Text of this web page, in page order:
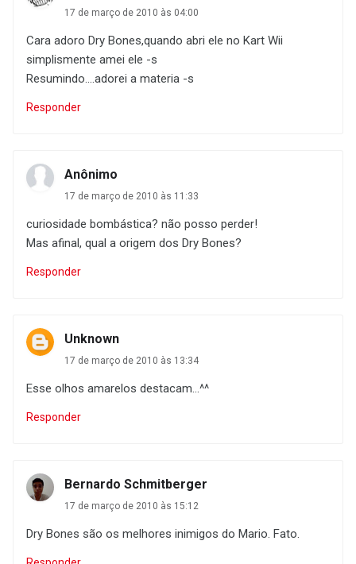
17 de março de 2010 às 04:00
Cara adoro Dry Bones,quando abri ele no Kart Wii
simplismente amei ele -s
Resumindo....adorei a materia -s
Responder
Anônimo
17 de março de 2010 às 11:33
curiosidade bombástica? não posso perder!
Mas afinal, qual a origem dos Dry Bones?
Responder
Unknown
17 de março de 2010 às 13:34
Esse olhos amarelos destacam...^^
Responder
Bernardo Schmitberger
17 de março de 2010 às 15:12
Dry Bones são os melhores inimigos do Mario. Fato.